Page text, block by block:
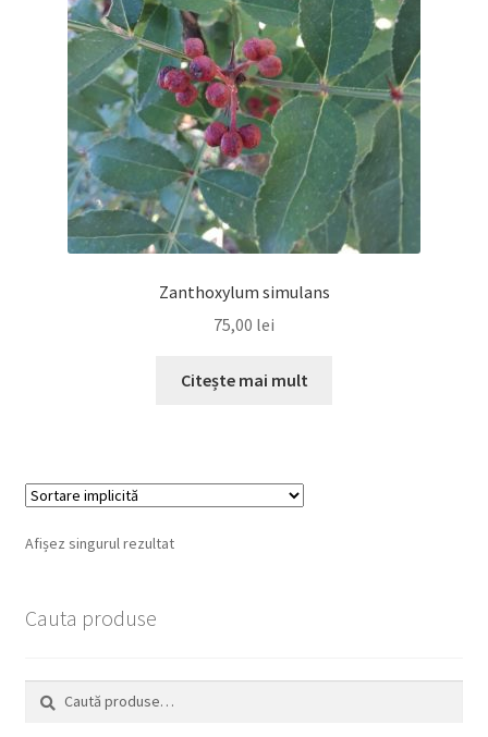
Zanthoxylum simulans
75,00 lei
Citește mai mult
Afișez singurul rezultat
Cauta produse
Caută
după:
Caută